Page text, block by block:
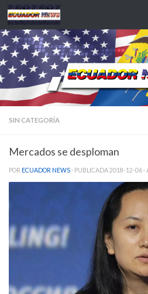
Saltar al contenido
SIN CATEGORÍA
Mercados se desploman
POR ECUADOR NEWS · PUBLICADA2018-12-06